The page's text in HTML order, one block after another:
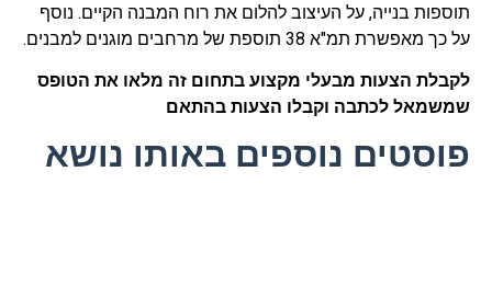
תוספות בנייה, על העיצוב להלום את רוח המבנה הקיים. נוסף
על כך מאפשרת תמ"א 38 תוספת של מרחבים מוגנים למבנים.
לקבלת הצעות מבעלי מקצוע בתחום זה מלאו את הטופס
שמשמאל לכתבה וקבלו הצעות בהתאם
פוסטים נוספים באותו נושא